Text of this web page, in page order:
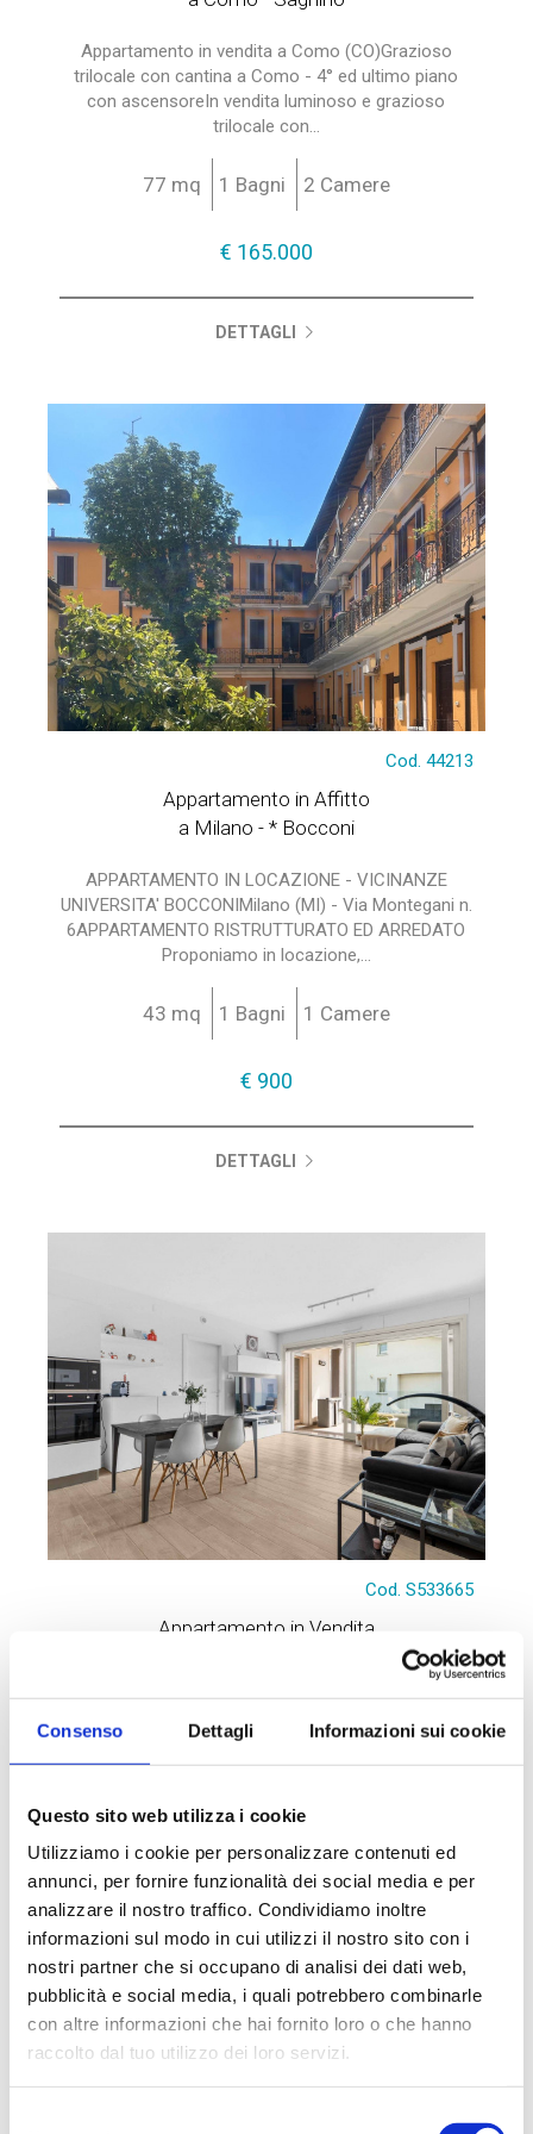
Consenso Dettagli Informazioni sui cookie
Questo sito web utilizza i cookie
Utilizziamo i cookie per personalizzare contenuti ed
annunci, per fornire funzionalità dei social media e per
analizzare il nostro traffico. Condividiamo inoltre
informazioni sul modo in cui utilizzi il nostro sito con i
nostri partner che si occupano di analisi dei dati web,
pubblicità e social media, i quali potrebbero combinarle
con altre informazioni che hai fornito loro o che hanno
raccolto dal tuo utilizzo dei loro servizi.
Appartamento in vendita a Como (CO)Grazioso
trilocale con cantina a Como - 4° ed ultimo piano
con ascensoreIn vendita luminoso e grazioso
trilocale con...
77 mq 1 Bagni 2 Camere
€ 165.000
DETTAGLI
Cod. 44213
Appartamento in Affitto
a Milano - * Bocconi
APPARTAMENTO IN LOCAZIONE - VICINANZE
UNIVERSITA' BOCCONIMilano (MI) - Via Montegani n.
6APPARTAMENTO RISTRUTTURATO ED ARREDATO
Proponiamo in locazione,...
43 mq 1 Bagni 1 Camere
€ 900
DETTAGLI
Cod. S533665
Appartamento in Vendita
Via San Carlo, in una zona tranquilla a vocazione
residenziale, comoda con i mezzi e servizi
100 mq 3 Camere
€ 300.000
DETTAGLI